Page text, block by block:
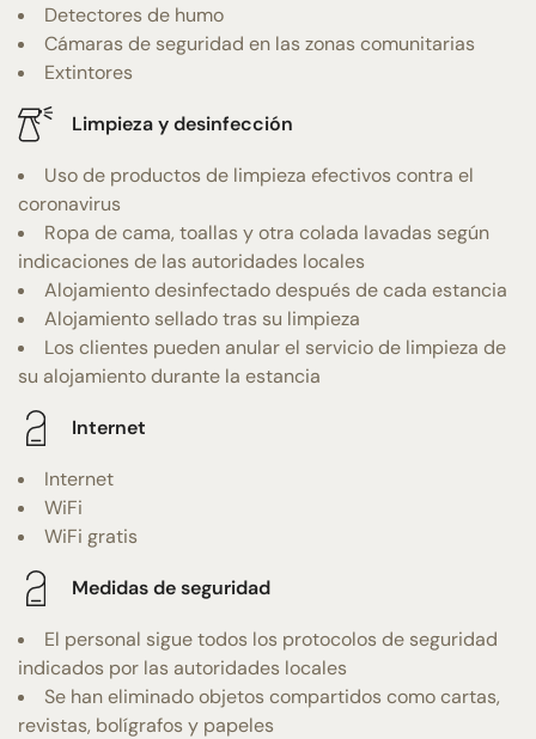
Detectores de humo
Cámaras de seguridad en las zonas comunitarias
Extintores
Limpieza y desinfección
Uso de productos de limpieza efectivos contra el
coronavirus
Ropa de cama, toallas y otra colada lavadas según
indicaciones de las autoridades locales
Alojamiento desinfectado después de cada estancia
Alojamiento sellado tras su limpieza
Los clientes pueden anular el servicio de limpieza de
su alojamiento durante la estancia
Internet
Internet
WiFi
WiFi gratis
Medidas de seguridad
El personal sigue todos los protocolos de seguridad
indicados por las autoridades locales
Se han eliminado objetos compartidos como cartas,
revistas, bolígrafos y papeles